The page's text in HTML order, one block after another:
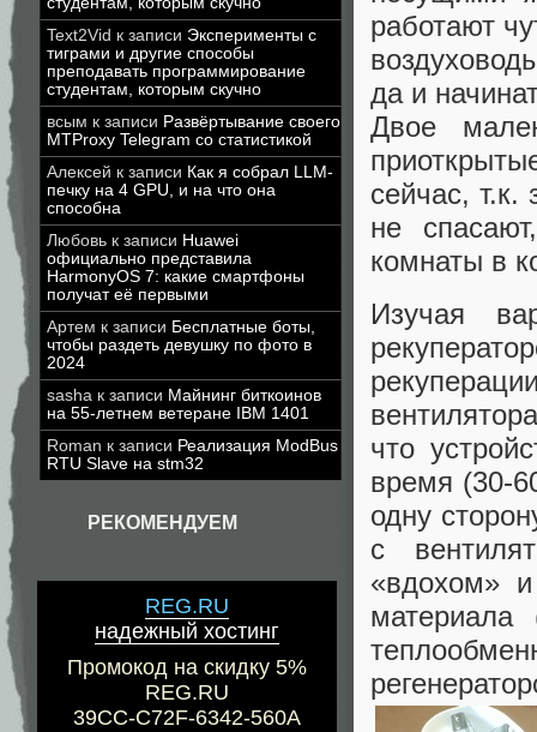
Text2Vid к записи Эксперименты с
тиграми и другие способы
преподавать программирование
студентам, которым скучно
всым к записи Развёртывание своего
MTProxy Telegram со статистикой
Алексей к записи Как я собрал LLM-
печку на 4 GPU, и на что она
способна
Любовь к записи Huawei
официально представила
HarmonyOS 7: какие смартфоны
получат её первыми
Артем к записи Бесплатные боты,
чтобы раздеть девушку по фото в
2024
sasha к записи Майнинг биткоинов
на 55-летнем ветеране IBM 1401
Roman к записи Реализация ModBus
RTU Slave на stm32
РЕКОМЕНДУЕМ
REG.RU
надежный хостинг
Промокод на скидку 5%
REG.RU
39CC-C72F-6342-560A
работают
да и
Двое
сейчас,
не
комнаты в
Изучая
что
время (30-
одну
с
«вдохом»